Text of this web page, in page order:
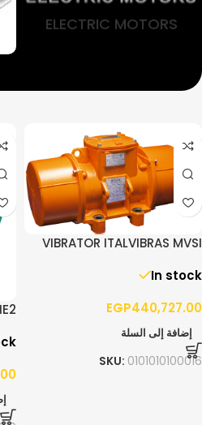
ELECTRIC MOTORS
VIBRATOR ITALVIBRAS MVSI
In stock
EGP440,727.00
إضافة إلى السلة
SKU: 0101010100016
B3